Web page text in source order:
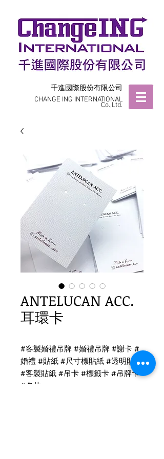
千進國際股份有限公司
CHANGE ING INTERNATIONAL
Co.,Ltd.
ANTELUCAN ACC.
耳環卡
#客製婚禮吊牌 #婚禮吊牌 #謝卡 #
婚禮 #貼紙 #尺寸標貼紙 #透明貼紙
#客製貼紙 #吊卡 #標籤卡 #吊牌卡
#名片